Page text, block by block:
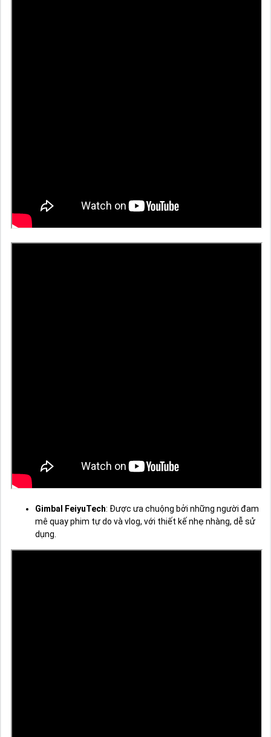
Gimbal FeiyuTech: Được ưa chuộng bởi những người đam
mê quay phim tự do và vlog, với thiết kế nhẹ nhàng, dễ sử
dụng.